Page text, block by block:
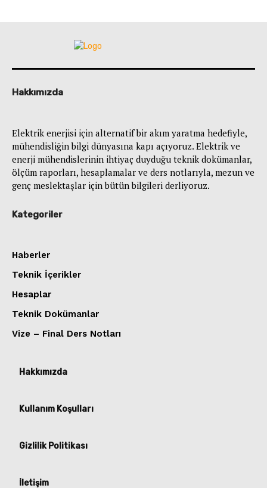
Hakkımızda
Elektrik enerjisi için alternatif bir akım yaratma hedefiyle,
mühendisliğin bilgi dünyasına kapı açıyoruz. Elektrik ve
enerji mühendislerinin ihtiyaç duyduğu teknik dokümanlar,
ölçüm raporları, hesaplamalar ve ders notlarıyla, mezun ve
genç meslektaşlar için bütün bilgileri derliyoruz.
Kategoriler
Haberler
Teknik İçerikler
Hesaplar
Teknik Dokümanlar
Vize – Final Ders Notları
Hakkımızda
Kullanım Koşulları
Gizlilik Politikası
İletişim